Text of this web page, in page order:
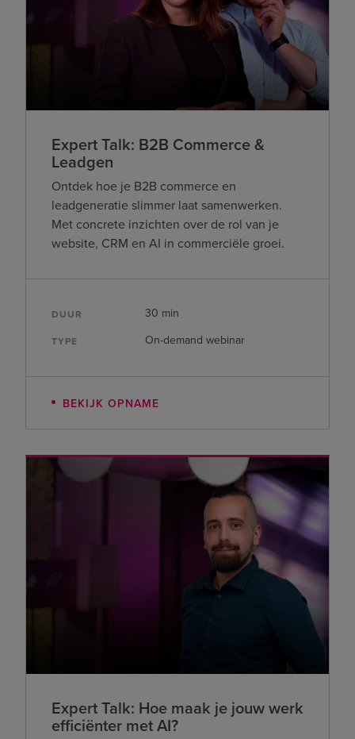
Expert Talk: B2B Commerce &
Leadgen
Ontdek hoe je B2B commerce en
leadgeneratie slimmer laat samenwerken.
Met concrete inzichten over de rol van je
website, CRM en AI in commerciële groei.
DUUR 30 min
TYPE On-demand webinar
BEKIJK OPNAME
Expert Talk: Hoe maak je jouw werk
efficiënter met AI?